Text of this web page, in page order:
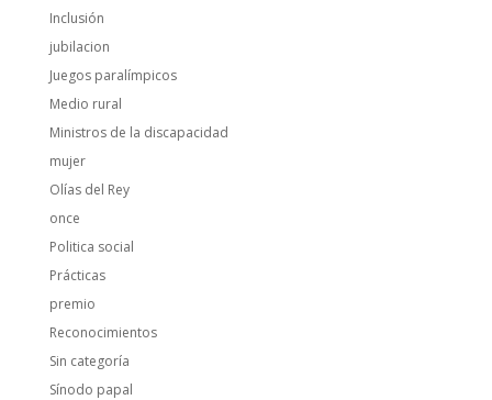
Inclusión
jubilacion
Juegos paralímpicos
Medio rural
Ministros de la discapacidad
mujer
Olías del Rey
once
Politica social
Prácticas
premio
Reconocimientos
Sin categoría
Sínodo papal